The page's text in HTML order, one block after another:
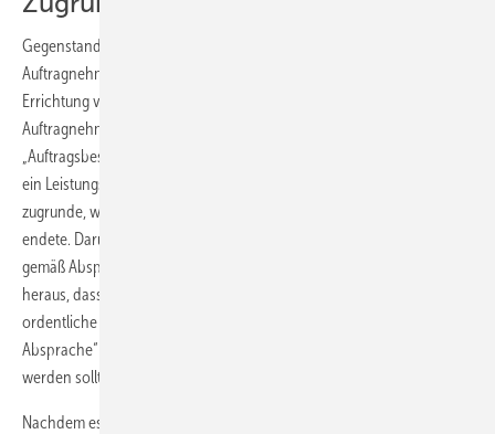
Gegenstand der Entscheidung war der Vergütungsanspruch des
Auftragnehmers für Elektroinstallationsarbeiten im Rahmen der
Errichtung von vier Reihenhäusern im Jahr 2010. Der vom
Auftragnehmer an den Auftraggeber gerichteten
„Auftragsbestätigung“ betreffend die Elektroinstallationsarbeiten lag
ein Leistungsverzeichnis für die durchzuführenden Arbeiten
zugrunde, welches mit einer Pauschalsumme von 18800 Euro brutto
endete. Darunter fand sich der Vermerk „5000 Euro Abrechnung
gemäß Absprache“. Im Rahmen des Verfahrensfortganges stellte sich
heraus, dass lediglich über einen Betrag von 13800 Euro eine
ordentliche Rechnung gestellt und der restliche Betrag „gemäß
Absprache“ ­ohne Rechnung in bar an den Auftragnehmer ausbezahlt
werden sollte.
Nachdem es zwischen den Parteien zu Streit über die ausgeführten